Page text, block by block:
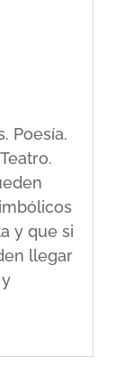
Poesía.
y que si
llegar